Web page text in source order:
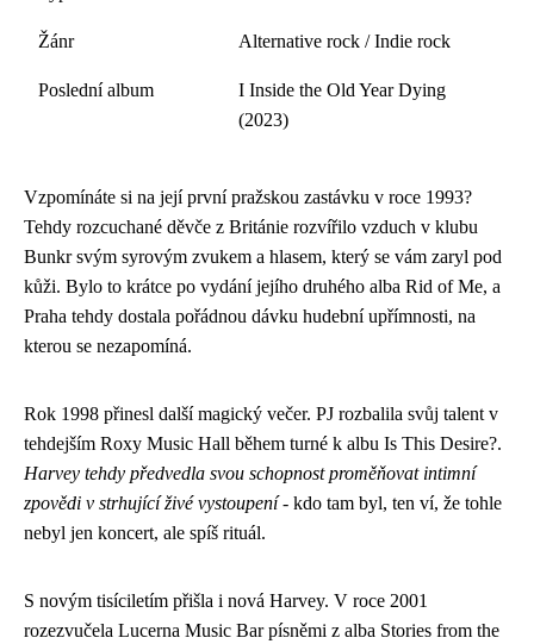
Žánr Alternative rock / Indie rock
Poslední album
I Inside the Old Year Dying
(2023)
Vzpomínáte si na její první pražskou zastávku v roce 1993?
Tehdy rozcuchané děvče z Británie rozvířilo vzduch v klubu
Bunkr svým syrovým zvukem a hlasem, který se vám zaryl pod
kůži. Bylo to krátce po vydání jejího druhého alba Rid of Me, a
Praha tehdy dostala pořádnou dávku hudební upřímnosti, na
kterou se nezapomíná.
Rok 1998 přinesl další magický večer. PJ rozbalila svůj talent v
tehdejším Roxy Music Hall během turné k albu Is This Desire?.
Harvey tehdy předvedla svou schopnost proměňovat intimní
zpovědi v strhující živé vystoupení- kdo tam byl, ten ví, že tohle
nebyl jen koncert, ale spíš rituál.
S novým tisíciletím přišla i nová Harvey. V roce 2001
rozezvučela Lucerna Music Bar písněmi z alba Stories from the